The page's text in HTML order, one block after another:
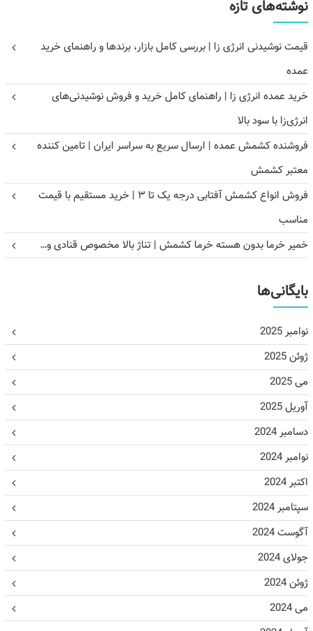
نوشته‌های تازه
قیمت نوشیدنی انرژی زا | بررسی کامل بازار، برندها و راهنمای خرید
عمده
خرید عمده انرژی زا | راهنمای کامل خرید و فروش نوشیدنی‌های
انرژی‌زا با سود بالا
فروشنده کشمش عمده | ارسال سریع به سراسر ایران | تامین کننده
معتبر کشمش
فروش انواع کشمش آفتابی درجه یک تا ۳ | خرید مستقیم با قیمت
مناسب
خمیر خرما بدون هسته خرما کشمش | تناژ بالا مخصوص قنادی و…
بایگانی‌ها
نوامبر 2025
ژوئن 2025
می 2025
آوریل 2025
دسامبر 2024
نوامبر 2024
اکتبر 2024
سپتامبر 2024
آگوست 2024
جولای 2024
ژوئن 2024
می 2024